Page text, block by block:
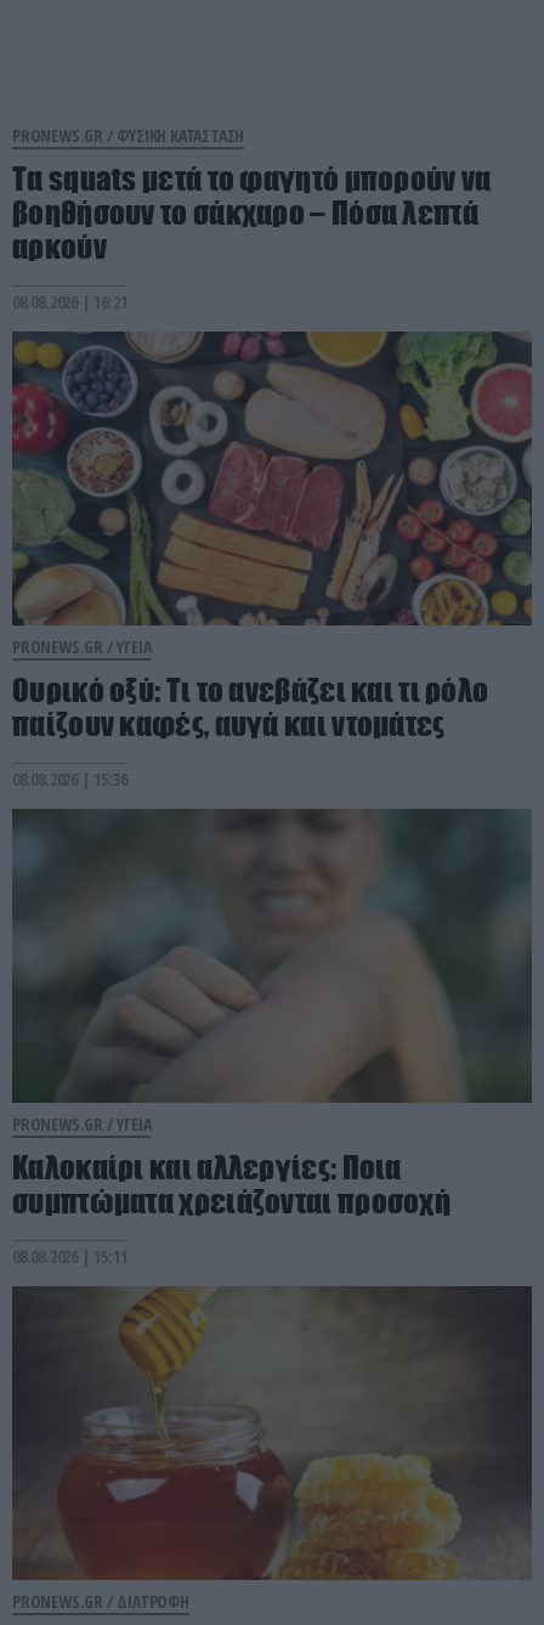
PRONEWS.GR / ΦΥΣΙΚΗ ΚΑΤΑΣΤΑΣΗ
Τα squats μετά το φαγητό μπορούν να
βοηθήσουν το σάκχαρο – Πόσα λεπτά
αρκούν
08.08.2026 | 16:21
PRONEWS.GR /ΥΓΕΙΑ
Ουρικό οξύ: Τι το ανεβάζει και τι ρόλο
παίζουν καφές, αυγά και ντομάτες
08.08.2026 | 15:36
PRONEWS.GR /ΥΓΕΙΑ
Καλοκαίρι και αλλεργίες: Ποια
συμπτώματα χρειάζονται προσοχή
08.08.2026 | 15:11
PRONEWS.GR / ΔΙΑΤΡΟΦΗ